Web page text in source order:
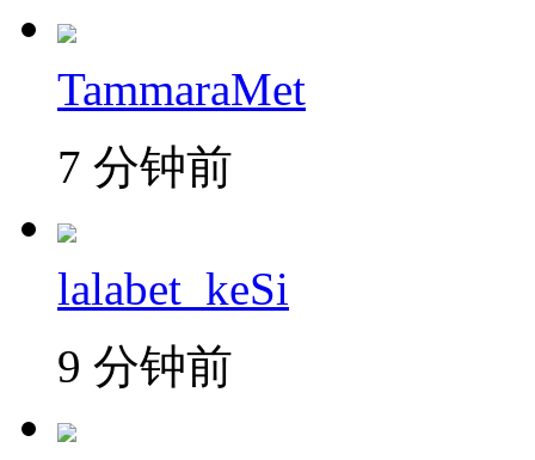
TammaraMet
7 分钟前
lalabet_keSi
9 分钟前